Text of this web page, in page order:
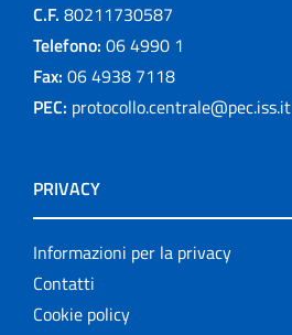
C.F. 80211730587
Telefono: 06 4990 1
Fax: 06 4938 7118
PEC: protocollo.centrale@pec.iss.it
PRIVACY
Informazioni per la privacy
Contatti
Cookie policy